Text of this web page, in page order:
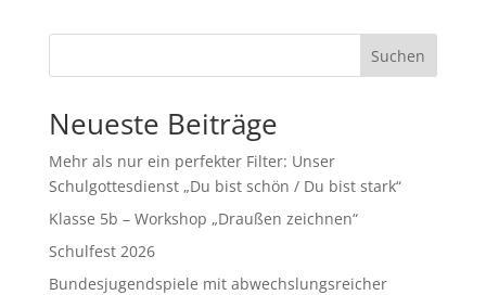
Suchen
Neueste Beiträge
Mehr als nur ein perfekter Filter: Unser
Schulgottesdienst „Du bist schön / Du bist stark“
Klasse 5b – Workshop „Draußen zeichnen“
Schulfest 2026
Bundesjugendspiele mit abwechslungsreicher